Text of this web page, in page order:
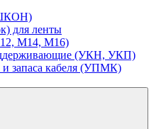
для ленты
М14, М16)
(УКН, УКП)
и запаса кабеля (УПМК)